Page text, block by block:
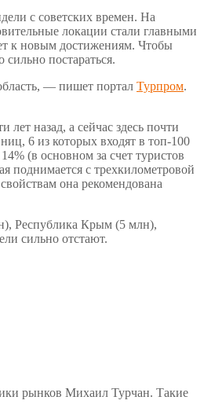
с советских времен. На
локации стали главными
к новым достижениям. Чтобы
постараться.
— пишет портал Турпром.
назад, а сейчас здесь почти
6 из которых входят в топ-100
(в основном за счет туристов
поднимается с трехкилометровой
она рекомендована
Республика Крым (5 млн),
сильно отстают.
рынков Михаил Турчан. Такие